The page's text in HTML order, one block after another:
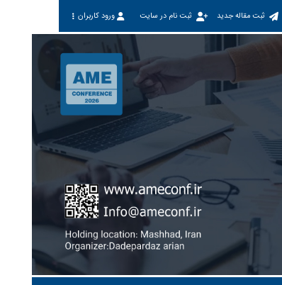
ثبت مقاله جدید ثبت نام در سایت ورود کاربران